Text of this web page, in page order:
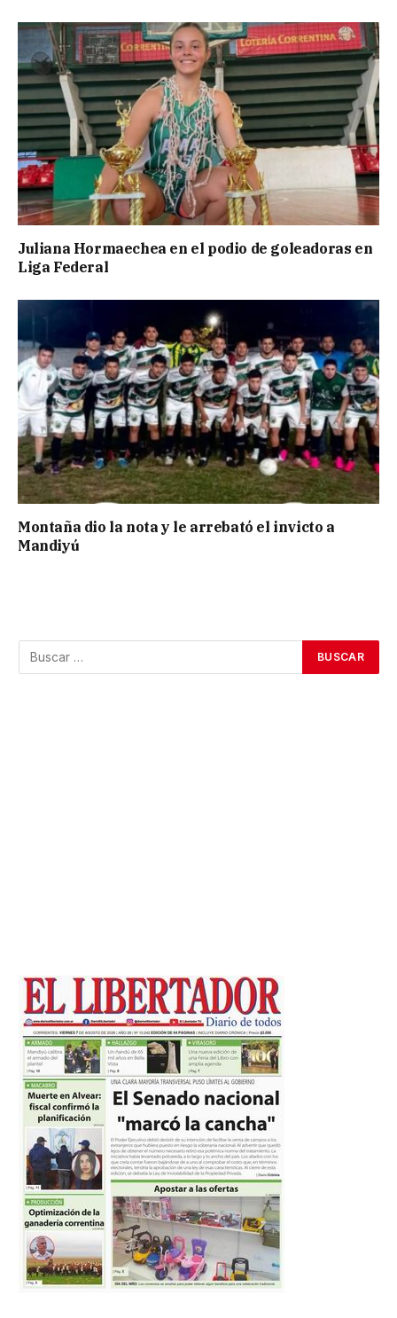
Juliana Hormaechea en el podio de goleadoras en
Liga Federal
Montaña dio la nota y le arrebató el invicto a
Mandiyú